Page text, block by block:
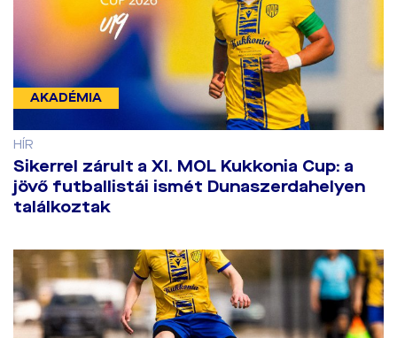
AKADÉMIA
HÍR
​Sikerrel zárult a XI. MOL Kukkonia Cup: a
jövő futballistái ismét Dunaszerdahelyen
találkoztak